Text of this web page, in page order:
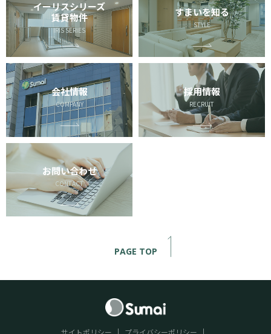
イーリスシリーズ
賃貸物件
IRIS SERIES
すまいを知る
STYLE
会社情報
COMPANY
採用情報
RECRUIT
お問い合わせ
CONTACT
PAGE TOP